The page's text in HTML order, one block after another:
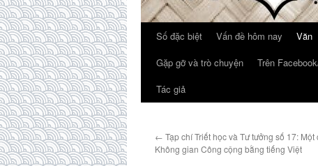
Số đặc biệt Vấn đề hôm nay Văn
Gặp gỡ và trò chuyện
Trên
Tác giả
← Tạp chí Triết học và Tư tưởng số 17:
Không gian Công cộng bằng tiếng Việt